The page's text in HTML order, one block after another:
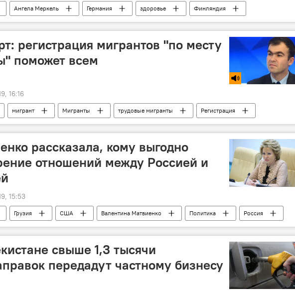
Ангела Меркель Германия здоровье
Финляндия
регистрация мигрантов "по месту
поможет всем
16:16
мигрант Мигранты трудовые мигранты
Регистрация
рассказала, кому выгодно
отношений между Россией и
15:53
Грузия США Валентина Матвиенко Политика Россия
свыше 1,3 тысячи
передадут частному бизнесу